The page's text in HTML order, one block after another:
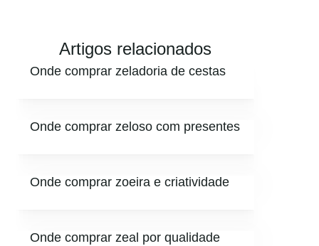
Artigos relacionados
Onde comprar zeladoria de cestas
Onde comprar zeloso com presentes
Onde comprar zoeira e criatividade
Onde comprar zeal por qualidade